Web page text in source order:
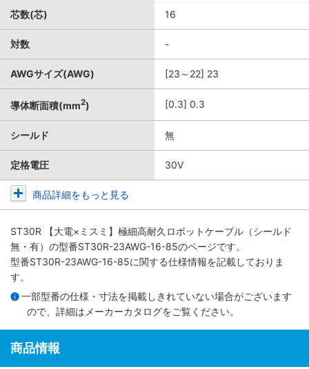
芯数(芯) 16
対数 -
AWGサイズ(AWG) [23～22] 23
導体断面積(mm2) [0.3] 0.3
シールド 無
定格電圧 30V
商品詳細をもっと見る
ST30R 【大電×ミスミ】極細高耐久ロボットケーブル（シールド
無・有） の型番ST30R-23AWG-16-85のページです。
型番ST30R-23AWG-16-85に関する仕様情報を記載しておりま
す。
一部型番の仕様・寸法を掲載しきれていない場合がございます
ので、詳細は メーカーカタログをご覧ください。
商品情報